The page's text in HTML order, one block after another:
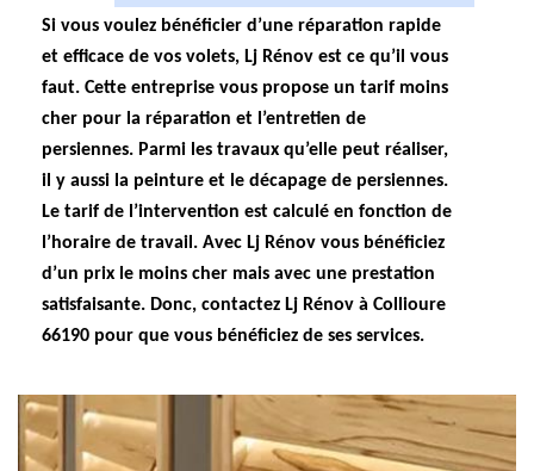
Si vous voulez bénéficier d’une réparation rapide
et efficace de vos volets, Lj Rénov est ce qu’il vous
faut. Cette entreprise vous propose un tarif moins
cher pour la réparation et l’entretien de
persiennes. Parmi les travaux qu’elle peut réaliser,
il y aussi la peinture et le décapage de persiennes.
Le tarif de l’intervention est calculé en fonction de
l’horaire de travail. Avec Lj Rénov vous bénéficiez
d’un prix le moins cher mais avec une prestation
satisfaisante. Donc, contactez Lj Rénov à Collioure
66190 pour que vous bénéficiez de ses services.